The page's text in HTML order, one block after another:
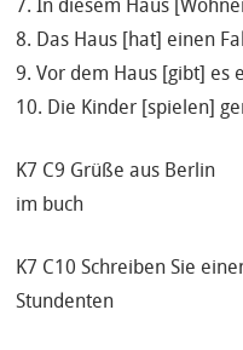
7. In diesem Haus
8. Das Haus [hat] einen
9. Vor dem Haus [gibt] es
10. Die Kinder [spielen]
K7 C9 Grüße aus Berlin
im buch
K7 C10 Schreiben Sie
Stundenten